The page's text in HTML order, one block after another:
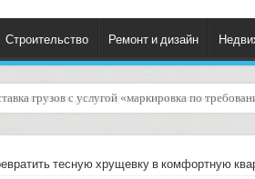
Строительство Ремонт и дизайн
грузов с услугой «маркировка по
тесную хрущевку в комфортную